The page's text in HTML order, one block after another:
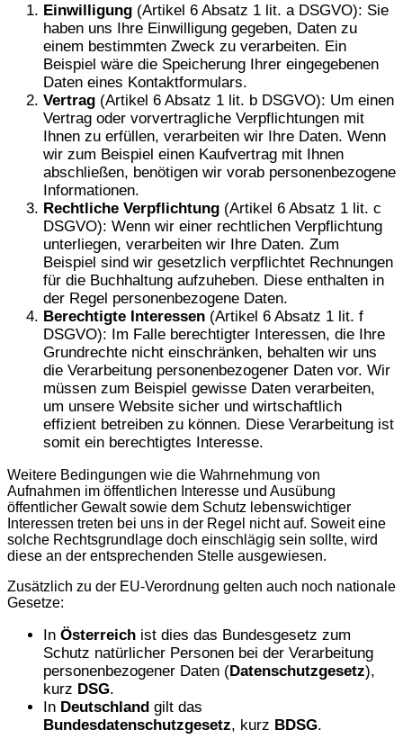
Einwilligung (Artikel 6 Absatz 1 lit. a DSGVO): Sie
haben uns Ihre Einwilligung gegeben, Daten zu
einem bestimmten Zweck zu verarbeiten. Ein
Beispiel wäre die Speicherung Ihrer eingegebenen
Daten eines Kontaktformulars.
Vertrag (Artikel 6 Absatz 1 lit. b DSGVO): Um einen
Vertrag oder vorvertragliche Verpflichtungen mit
Ihnen zu erfüllen, verarbeiten wir Ihre Daten. Wenn
wir zum Beispiel einen Kaufvertrag mit Ihnen
abschließen, benötigen wir vorab personenbezogene
Informationen.
Rechtliche Verpflichtung (Artikel 6 Absatz 1 lit. c
DSGVO): Wenn wir einer rechtlichen Verpflichtung
unterliegen, verarbeiten wir Ihre Daten. Zum
Beispiel sind wir gesetzlich verpflichtet Rechnungen
für die Buchhaltung aufzuheben. Diese enthalten in
der Regel personenbezogene Daten.
Berechtigte Interessen (Artikel 6 Absatz 1 lit. f
DSGVO): Im Falle berechtigter Interessen, die Ihre
Grundrechte nicht einschränken, behalten wir uns
die Verarbeitung personenbezogener Daten vor. Wir
müssen zum Beispiel gewisse Daten verarbeiten,
um unsere Website sicher und wirtschaftlich
effizient betreiben zu können. Diese Verarbeitung ist
somit ein berechtigtes Interesse.
Weitere Bedingungen wie die Wahrnehmung von
Aufnahmen im öffentlichen Interesse und Ausübung
öffentlicher Gewalt sowie dem Schutz lebenswichtiger
Interessen treten bei uns in der Regel nicht auf. Soweit eine
solche Rechtsgrundlage doch einschlägig sein sollte, wird
diese an der entsprechenden Stelle ausgewiesen.
Zusätzlich zu der EU-Verordnung gelten auch noch nationale
Gesetze:
In Österreich ist dies das Bundesgesetz zum
Schutz natürlicher Personen bei der Verarbeitung
personenbezogener Daten (Datenschutzgesetz),
kurz DSG.
In Deutschland gilt das
Bundesdatenschutzgesetz, kurz BDSG.